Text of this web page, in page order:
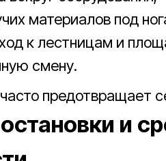
материалов под
к лестницам и
смену.
предотвращает
и